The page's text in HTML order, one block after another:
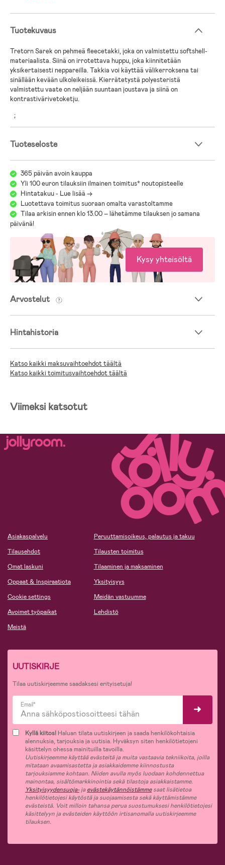
Tuotekuvaus
Tretorn Sarek on pehmeä fleecetakki, joka on valmistettu softshell-
materiaalista. Siinä on irrotettava huppu, joka kiinnitetään
yksikertaisesti neppareilla. Takkia voi käyttää välikerroksena tai
sinällään kevään ulkoleikeissä. Kierrätetystä polyesteristä
valmistettu vaate on neljään suuntaan joustava ja siinä on
kontrastivärivetoketju.
;
Tuoteseloste
365 päivän avoin kauppa
Yli 100 euron tilauksiin ilmainen toimitus* noutopisteelle
Hintatakuu - Lue lisää ->
Luotettava toimitus suoraan omalta varastoltamme
Tilaa arkisin ennen klo 13.00 – lähetämme tilauksen jo samana
päivänä!
Kysy yhteisöltä
Arvostelut
Hintahistoria
Katso kaikki maksuvaihtoehdot täältä
Katso kaikki toimitusvaihtoehdot täältä
Viimeksi katsotut
Asiakaspalvelu
Tilausehdot
Omat laskuni
Oppaat & Inspiraatiota
Cookie settings
Avoimet työpaikat
Meistä
Peruuttamisoikeus, palautus ja takuu
Tilausten toimitus
Tilaaminen ja maksaminen
Yksityisyys
Meidän vastuumme
Lehdistö
UUTISKIRJE
Tilaa uutiskirjeemme saadaksesi erityisetuja!
Email*
Kyllä kiitos! Haluan tilata uutiskirjeen ja saada henkilökohtaisia
alennuksia, tarjouksia ja uutisia. Hyväksyn siten henkilötietojeni
käsittelyn ohessa mainituilla tavoilla.
Uutiskirjeemme käyttää evästeitä ja muita vastaavia tekniikoita, joilla
mitataan avaamisastetta ja asiakkaidemme kiinnostusta
tarjouksiamme kohtaan. Niiden avulla myös luodaan kohdennettua
mainontaa, sisältömarkkinointia sekä tilastoja asiakkaistamme.
Yksityisyydensuoja-jaevästekäytännöistämmesaat lisätietoa
henkilötietojesi käytöstä ja suojaamisesta sekä käyttämistämme
evästeistä. Voit milloin tahansa perua suostumuksesi henkilötietojesi
käsittelyyn ja evästeiden käyttöön irtisanomalla uutiskirjeemme
tilauksen.